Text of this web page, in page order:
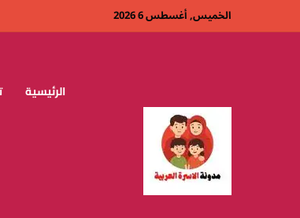
الخميس, أغسطس 6 2026
الرئيسية